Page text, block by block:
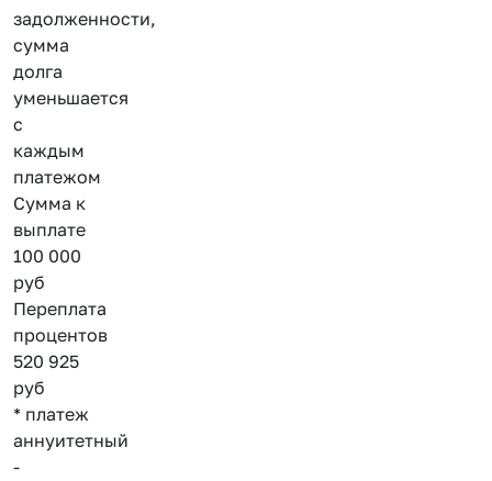
задолженности,
сумма
долга
уменьшается
с
каждым
платежом
Сумма к
выплате
100 000
руб
Переплата
процентов
520 925
руб
* платеж
аннуитетный
-